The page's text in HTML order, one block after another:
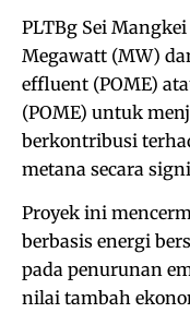
PLTBg Sei
Megawatt (MW)
effluent (POME)
(POME) untuk
berkontribusi
metana secara
Proyek ini
berbasis energi
pada penurunan
nilai tambah